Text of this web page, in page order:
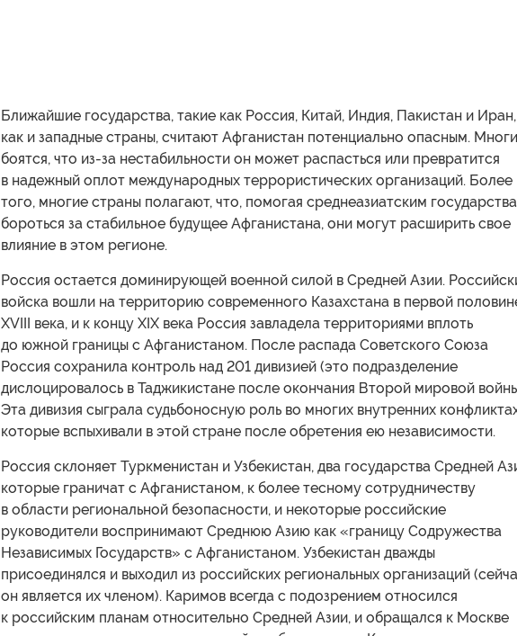
Ближайшие государства, такие как Россия, Китай, Индия, Пакистан и Иран,
как и западные страны, считают Афганистан потенциально опасным.
боятся, что из-за нестабильности он может распасться или превратится
в надежный оплот международных террористических организаций. Более
того, многие страны полагают, что, помогая среднеазиатским
бороться за стабильное будущее Афганистана, они могут расширить свое
влияние в этом регионе.
Россия остается доминирующей военной силой в Средней Азии.
войска вошли на территорию современного Казахстана в первой
XVIII века, и к концу XIX века Россия завладела территориями вплоть
до южной границы с Афганистаном. После распада Советского Союза
Россия сохранила контроль над 201 дивизией (это подразделение
дислоцировалось в Таджикистане после окончания Второй мировой
Эта дивизия сыграла судьбоносную роль во многих внутренних
которые вспыхивали в этой стране после обретения ею независимости.
Россия склоняет Туркменистан и Узбекистан, два государства Средней
которые граничат с Афганистаном, к более тесному сотрудничеству
в области региональной безопасности, и некоторые российские
руководители воспринимают Среднюю Азию как «границу Содружества
Независимых Государств» с Афганистаном. Узбекистан дважды
присоединялся и выходил из российских региональных организаций
он является их членом). Каримов всегда с подозрением относился
к российским планам относительно Средней Азии, и обращался к Москве